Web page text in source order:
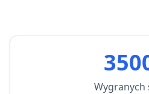
Wygranych